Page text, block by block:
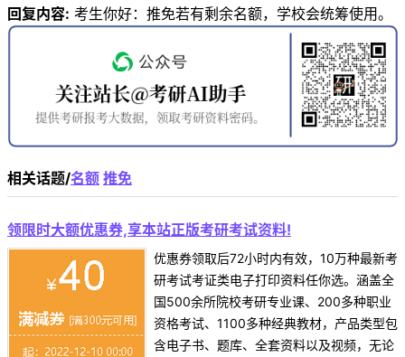
回复内容: 考生你好：推免若有剩余名额，学校会统筹使用。
相关话题/名额 推免
领限时大额优惠券,享本站正版考研考试资料!
优惠券领取后72小时内有效，10万种最新考
研考试考证类电子打印资料任你选。涵盖全
国500余所院校考研专业课、200多种职业
资格考试、1100多种经典教材，产品类型包
含电子书、题库、全套资料以及视频，无论